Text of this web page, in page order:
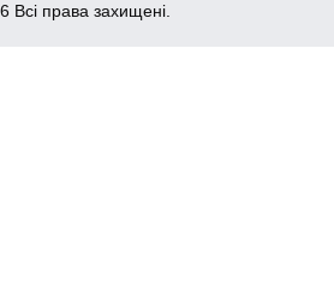
Всі права захищені.